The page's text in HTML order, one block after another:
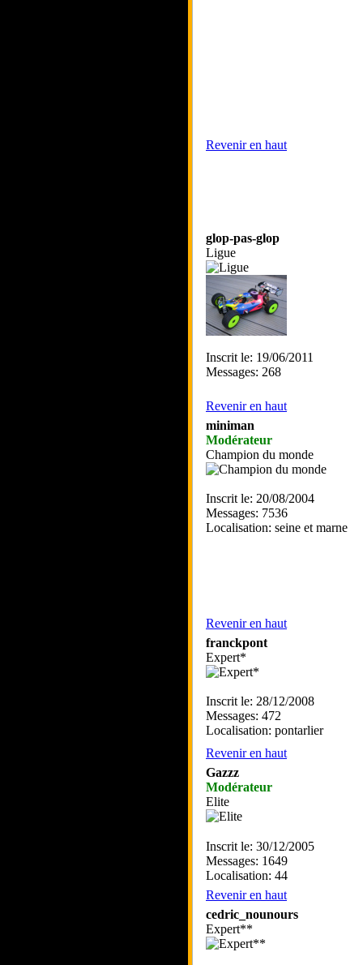
Revenir en haut
glop-pas-glop
Ligue
Inscrit le: 19/06/2011
Messages: 268
Revenir en haut
miniman
Modérateur
Champion du monde
Inscrit le: 20/08/2004
Messages: 7536
Localisation: seine et marne
Revenir en haut
franckpont
Expert*
Inscrit le: 28/12/2008
Messages: 472
Localisation: pontarlier
Revenir en haut
Gazzz
Modérateur
Elite
Inscrit le: 30/12/2005
Messages: 1649
Localisation: 44
Revenir en haut
cedric_nounours
Expert**